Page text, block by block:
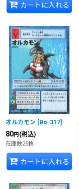
カートに入れる
オルカモン [Bo-317]
80円 (税込)
在庫数25枚
カートに入れる